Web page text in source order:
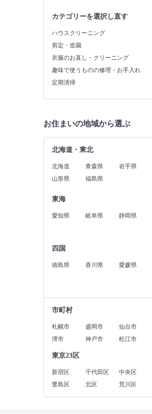
カテゴリーを選択し直す
ハウスクリーニング
剪定・造園
衣服のお直し・クリーニング
趣味で使うものの修理・お手入れ
定期清掃
お住まいの地域から選ぶ
北海道・東北
北海道 青森県 岩手県
山形県
福島県
東海
愛知県 岐阜県 静岡県
四国
徳島県 香川県 愛媛県
市町村
札幌市 盛岡市 仙台市
堺市
神戸市 松江市
東京23区
新宿区 千代田区 中央区
豊島区
北区 荒川区